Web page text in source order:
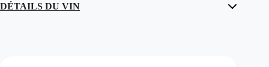
DÉTAILS DU VIN